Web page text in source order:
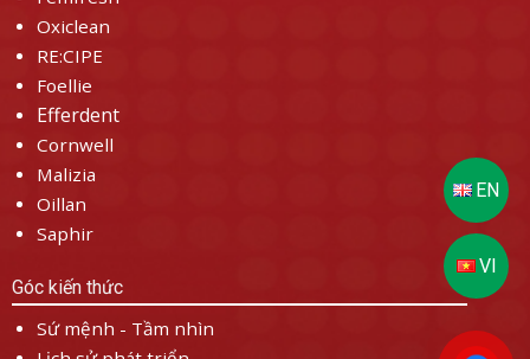
Oxiclean
RE:CIPE
Foellie
Efferdent
Cornwell
Malizia
Oillan
Saphir
Góc kiến thức
Sứ mệnh - Tầm nhìn